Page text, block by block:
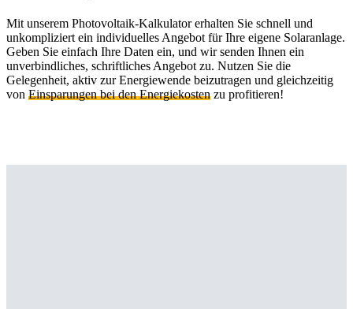
Mit unserem Photovoltaik-Kalkulator erhalten Sie schnell und
unkompliziert ein individuelles Angebot für Ihre eigene Solaranlage.
Geben Sie einfach Ihre Daten ein, und wir senden Ihnen ein
unverbindliches, schriftliches Angebot zu. Nutzen Sie die
Gelegenheit, aktiv zur Energiewende beizutragen und gleichzeitig
von Einsparungen bei den Energiekosten zu profitieren!